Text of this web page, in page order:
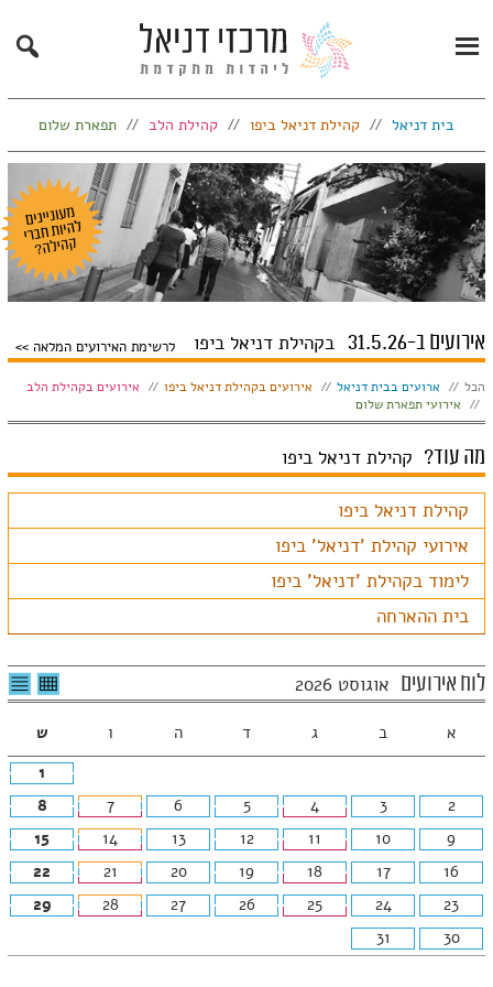
Primary
Menu
Search
בית דניאל קהילת דניאל ביפו קהילת הלב תפארת שלום
אירועים ב-31.5.26 בקהילת דניאל ביפו לרשימת האירועים המלאה
הצג:
הכל ארועים בבית דניאל אירועים בקהילת דניאל ביפו
אירועים בקהילת הלב
אירועי תפארת שלום
מה עוד? קהילת דניאל ביפו
קהילת דניאל ביפו
אירועי קהילת 'דניאל' ביפו
לימוד בקהילת 'דניאל' ביפו
בית ההארחה
לוח אירועים אוגוסט 2026 לצפיה
בטבלה
א ב ג ד ה ו
ש
1
2
3
4
5
6
7
8
9
10
11
12
13
14
15
16
17
18
19
20
21
22
23
24
25
26
27
28
29
30
31